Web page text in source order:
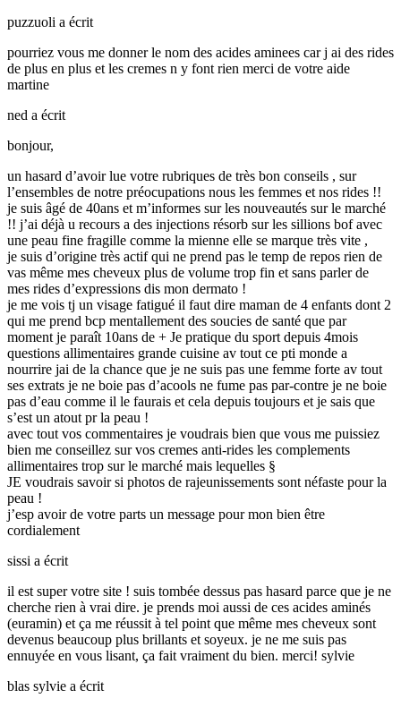
puzzuoli a écrit
pourriez vous me donner le nom des acides aminees car j ai des rides
de plus en plus et les cremes n y font rien merci de votre aide
martine
ned a écrit
bonjour,
un hasard d’avoir lue votre rubriques de très bon conseils , sur
l’ensembles de notre préocupations nous les femmes et nos rides !!
je suis âgé de 40ans et m’informes sur les nouveautés sur le marché
!! j’ai déjà u recours a des injections résorb sur les sillions bof avec
une peau fine fragille comme la mienne elle se marque très vite ,
je suis d’origine très actif qui ne prend pas le temp de repos rien de
vas même mes cheveux plus de volume trop fin et sans parler de
mes rides d’expressions dis mon dermato !
je me vois tj un visage fatigué il faut dire maman de 4 enfants dont 2
qui me prend bcp mentallement des soucies de santé que par
moment je paraît 10ans de + Je pratique du sport depuis 4mois
questions allimentaires grande cuisine av tout ce pti monde a
nourrire jai de la chance que je ne suis pas une femme forte av tout
ses extrats je ne boie pas d’acools ne fume pas par-contre je ne boie
pas d’eau comme il le faurais et cela depuis toujours et je sais que
s’est un atout pr la peau !
avec tout vos commentaires je voudrais bien que vous me puissiez
bien me conseillez sur vos cremes anti-rides les complements
allimentaires trop sur le marché mais lequelles §
JE voudrais savoir si photos de rajeunissements sont néfaste pour la
peau !
j’esp avoir de votre parts un message pour mon bien être
cordialement
sissi a écrit
il est super votre site ! suis tombée dessus pas hasard parce que je ne
cherche rien à vrai dire. je prends moi aussi de ces acides aminés
(euramin) et ça me réussit à tel point que même mes cheveux sont
devenus beaucoup plus brillants et soyeux. je ne me suis pas
ennuyée en vous lisant, ça fait vraiment du bien. merci! sylvie
blas sylvie a écrit